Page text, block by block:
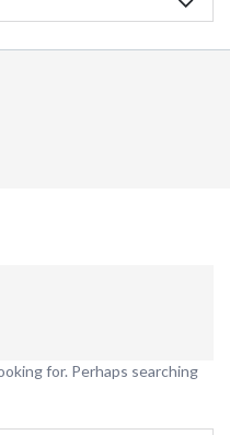
for. Perhaps searching